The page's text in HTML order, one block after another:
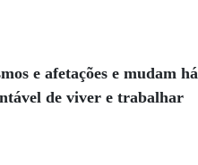
e afetações e mudam
de viver e trabalhar